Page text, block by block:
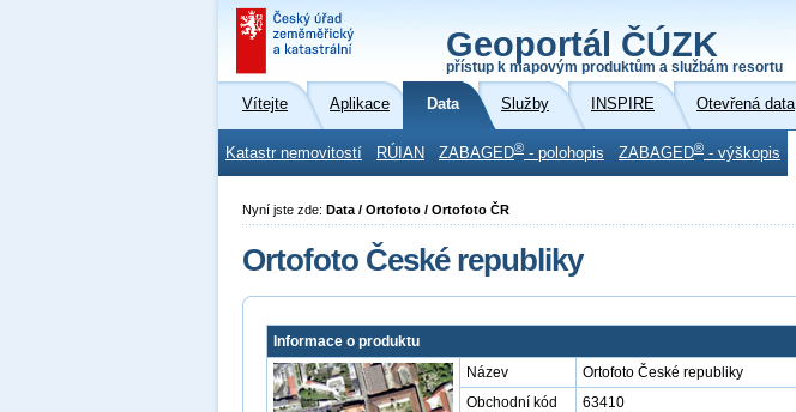
Geoportál ČÚZK
přístup k mapovým produktům a službám resortu
Vítejte Aplikace Data Služby INSPIRE Otevřená data
Katastr nemovitostí RÚIAN ZABAGED® - polohopis ZABAGED® - výškopis
Nyní jste zde: Data / Ortofoto / Ortofoto ČR
Ortofoto České republiky
Informace o produktu
Název
Ortofoto České republiky
Obchodní kód
63410